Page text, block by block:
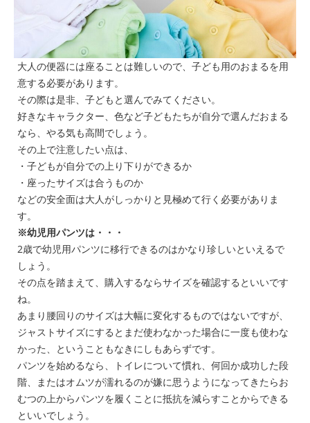
大人の便器には座ることは難しいので、子ども用のおまるを用
意する必要があります。
その際は是非、子どもと選んでみてください。
好きなキャラクター、色など子どもたちが自分で選んだおまる
なら、やる気も高間でしょう。
その上で注意したい点は、
・子どもが自分での上り下りができるか
・座ったサイズは合うものか
などの安全面は大人がしっかりと見極めて行く必要がありま
す。
※幼児用パンツは・・・
2歳で幼児用パンツに移行できるのはかなり珍しいといえるで
しょう。
その点を踏まえて、購入するならサイズを確認するといいです
ね。
あまり腰回りのサイズは大幅に変化するものではないですが、
ジャストサイズにするとまだ使わなかった場合に一度も使わな
かった、ということもなきにしもあらずです。
パンツを始めるなら、トイレについて慣れ、何回か成功した段
階、またはオムツが濡れるのが嫌に思うようになってきたらお
むつの上からパンツを履くことに抵抗を減らすことからできる
といいでしょう。